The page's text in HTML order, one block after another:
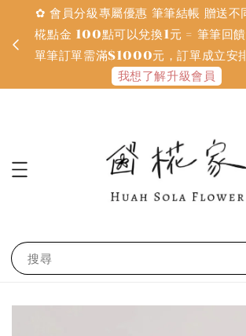
✿ 會員分級專屬優惠 筆筆結帳 贈送不
椛點金 100點可以兌換1元 = 筆筆回
單筆訂單需滿$1000元，訂單成立安
我想了解升級會員
搜尋